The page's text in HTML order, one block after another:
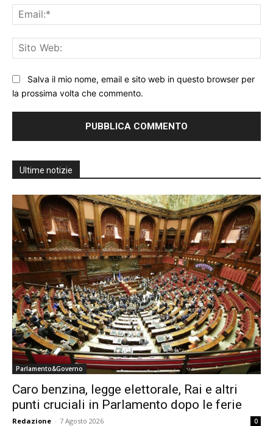
Salva il mio nome, email e sito web in questo browser per
la prossima volta che commento.
Ultime notizie
Parlamento&Governo
Caro benzina, legge elettorale, Rai e altri
punti cruciali in Parlamento dopo le ferie
Redazione - 7 Agosto 2026 0